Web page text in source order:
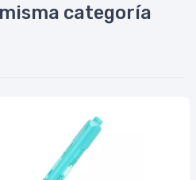
categoría